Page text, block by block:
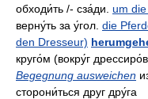
обходи́ть /- сза́ди um
верну́ть за у́гол die
den Dresseur)
круго́м (вокру́г
Begegnung ausweichen
сторони́ться друг дру́га